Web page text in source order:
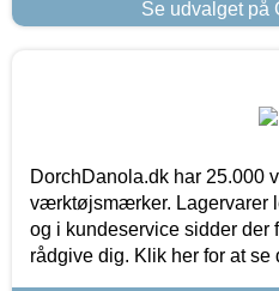
Se udvalget på
DorchDanola.dk har 25.000
værktøjsmærker. Lagervarer
og i kundeservice sidder der
rådgive dig. Klik her for at se